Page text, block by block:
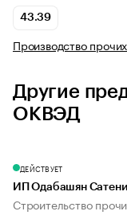
43.39
Производство
Другие
ОКВЭД
ДЕЙСТВУЕТ
ИП Одабашян
Строительство